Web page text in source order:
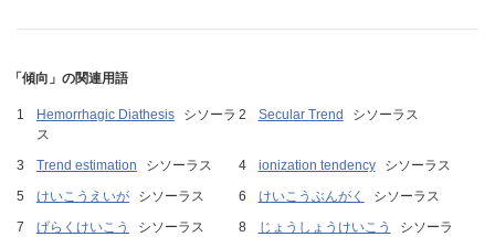
「傾向」の関連用語
Hemorrhagic Diathesis
シソーラ
ス
Secular Trend シソーラス
Trend estimation シソーラス ionization tendency
シソーラス
けいこうえいが
シソーラス けいこうぶんがく
シソーラス
げらくけいこう
シソーラス じょうしょうけいこう
シソーラ